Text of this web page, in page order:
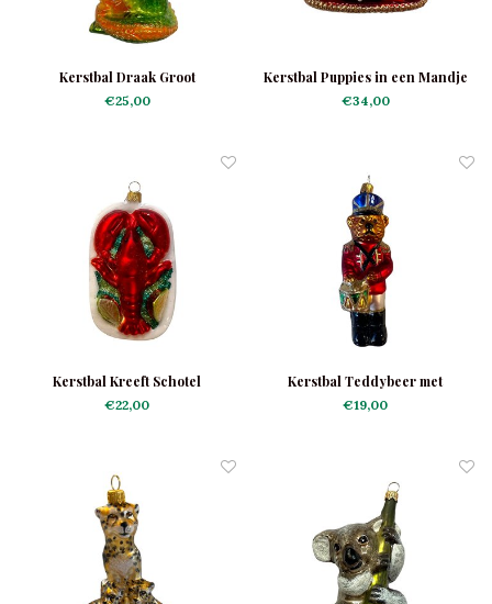
Kerstbal Draak Groot
€25,00
Kerstbal Puppies in een Mandje
€34,00
Kerstbal Kreeft Schotel
€22,00
Kerstbal Teddybeer met
Trommeltje
€19,00